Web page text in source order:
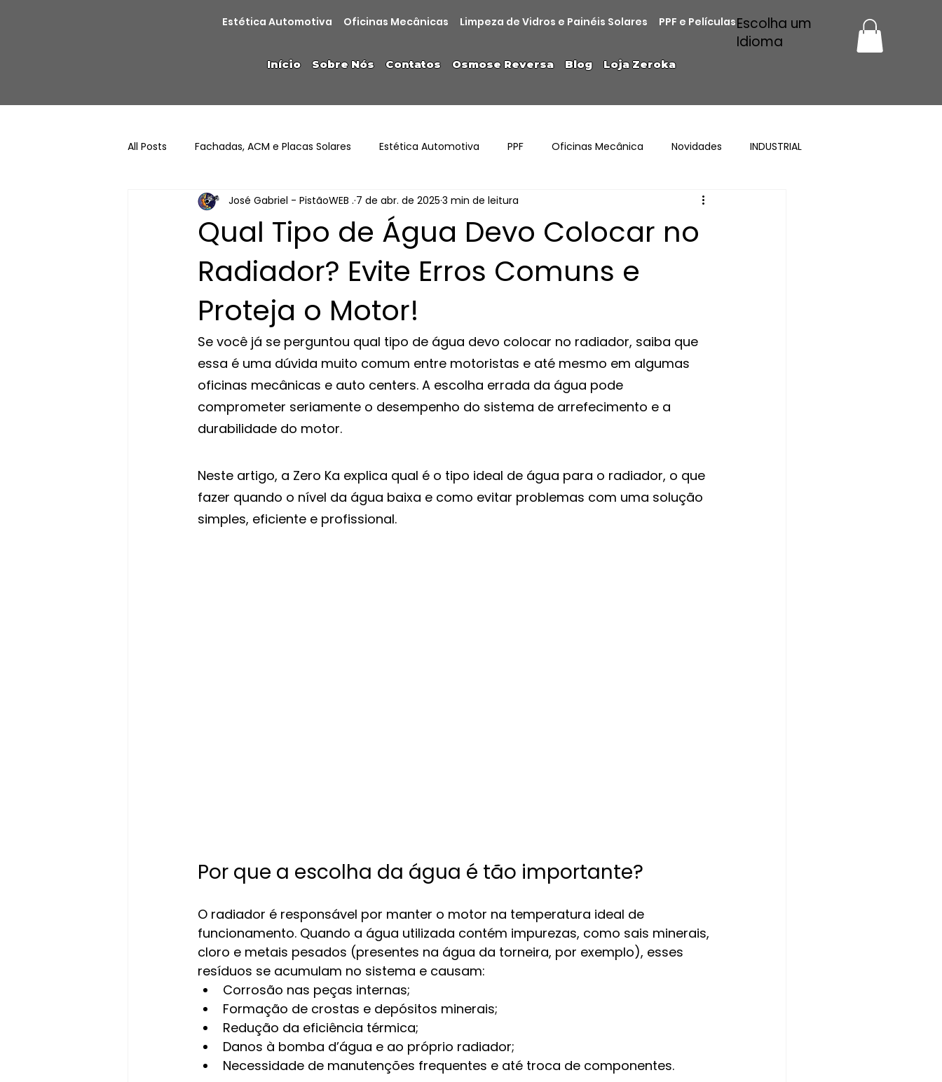
Estética Automotiva Oficinas Mecânicas Limpeza de Vidros e Painéis Solares PPF e PelículasEscolha um
Idioma
Início Sobre Nós Contatos Osmose Reversa Blog Loja Zeroka
All Posts Fachadas, ACM e Placas Solares Estética Automotiva PPF Oficinas Mecânica Novidades INDUSTRIAL
Qual Tipo de Água Devo Colocar no
Radiador? Evite Erros Comuns e
Proteja o Motor!
José Gabriel - PistãoWEB . 7 de abr. de 2025 3 min de leitura
Se você já se perguntou qual tipo de água devo colocar no radiador, saiba que
essa é uma dúvida muito comum entre motoristas e até mesmo em algumas
oficinas mecânicas e auto centers. A escolha errada da água pode
comprometer seriamente o desempenho do sistema de arrefecimento e a
durabilidade do motor.
Neste artigo, a Zero Ka explica qual é o tipo ideal de água para o radiador, o que
fazer quando o nível da água baixa e como evitar problemas com uma solução
simples, eficiente e profissional.
Por que a escolha da água é tão importante?
O radiador é responsável por manter o motor na temperatura ideal de
funcionamento. Quando a água utilizada contém impurezas, como sais minerais,
cloro e metais pesados (presentes na água da torneira, por exemplo), esses
resíduos se acumulam no sistema e causam:
Corrosão nas peças internas;
Formação de crostas e depósitos minerais;
Redução da eficiência térmica;
Danos à bomba d’água e ao próprio radiador;
Necessidade de manutenções frequentes e até troca de componentes.